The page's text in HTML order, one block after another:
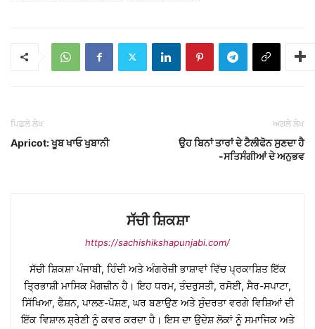
ਪਿਛਲੇ ਲੇਖ
Apricot: ਖੂਬ ਖਾਓ ਖੁਬਾਨੀ
ਅਗਲੇ ਲੇਖ
ਉਹ ਬਿਨਾਂ ਤਾਰਾਂ ਦੇ ਟੈਲੀਫੋਨ ਸੁਣਦਾ ਹੈ
-ਸਤਿਸੰਗੀਆਂ ਦੇ ਅਨੁਭਵ
ਸੱਚੀ ਸ਼ਿਕਸ਼ਾ
https://sachishikshapunjabi.com/
ਸੱਚੀ ਸ਼ਿਕਸ਼ਾ ਪੰਜਾਬੀ, ਹਿੰਦੀ ਅਤੇ ਅੰਗਰੇਜ਼ੀ ਭਾਸ਼ਾਵਾਂ ਵਿੱਚ ਪ੍ਰਕਾਸ਼ਿਤ ਇੱਕ
ਤ੍ਰਿਭਾਸ਼ੀ ਮਾਸਿਕ ਮੈਗਜ਼ੀਨ ਹੈ। ਇਹ ਧਰਮ, ਤੰਦਰੁਸਤੀ, ਰਸੋਈ, ਸੈਰ-ਸਪਾਟਾ,
ਸਿੱਖਿਆ, ਫੈਸ਼ਨ, ਪਾਲਣ-ਪੋਸ਼ਣ, ਘਰ ਬਣਾਉਣ ਅਤੇ ਸੁੰਦਰਤਾ ਵਰਗੇ ਵਿਸ਼ਿਆਂ ਦੀ
ਇੱਕ ਵਿਸ਼ਾਲ ਸ਼੍ਰੇਣੀ ਨੂੰ ਕਵਰ ਕਰਦਾ ਹੈ। ਇਸ ਦਾ ਉਦੇਸ਼ ਲੋਕਾਂ ਨੂੰ ਸਮਾਜਿਕ ਅਤੇ